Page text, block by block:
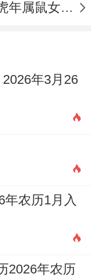
2022年属鼠女性运势及运程 虎年属鼠女带什么转运
年3月26
年农历1月入
2026年农历